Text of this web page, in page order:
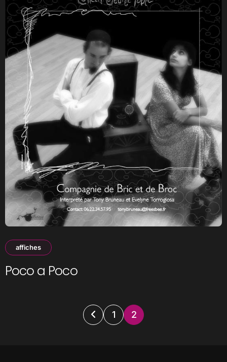
affiches
Poco a Poco
Pagination
des
1 2